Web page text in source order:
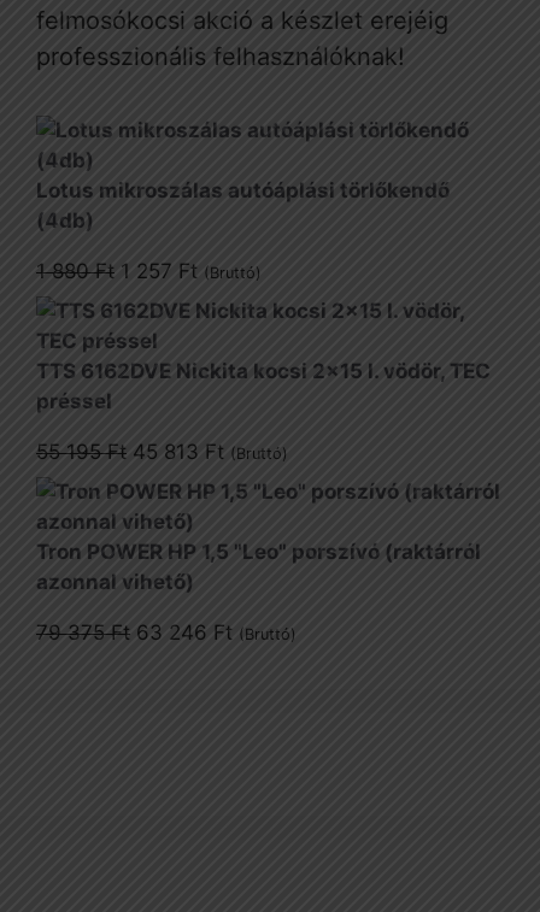
felmosókocsi akció a készlet erejéig
professzionális felhasználóknak!
Lotus mikroszálas autóáplási törlőkendő
(4db)
1 880Ft Original
price
was:
1
1 257 FtCurrent
price
(Bruttó)
TTS 6162DVE Nickita kocsi 2x15 l. vödör, TEC
préssel
55 195Ft Original
price
was:
55
195 Ft.
45 813 FtCurrent
price
is:
45
(Bruttó)
Tron POWER HP 1,5 "Leo" porszívó (raktárról
azonnal vihető)
79 375Ft Original
63 246 FtCurrent
(Bruttó)